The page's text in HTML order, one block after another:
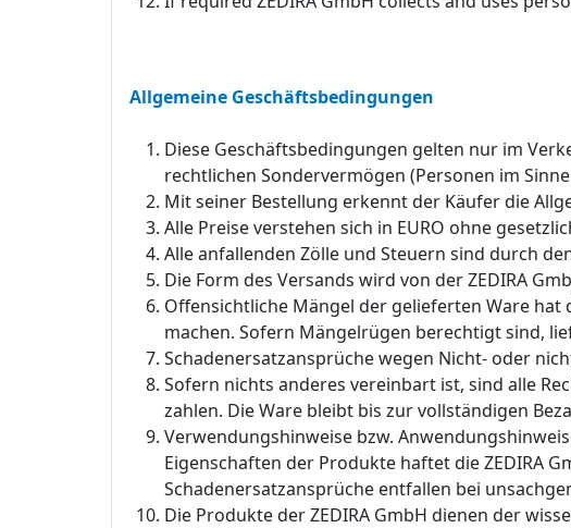
Allgemeine Geschäftsbedingungen
Diese Geschäftsbedingungen gelten nur im
rechtlichen Sondervermögen (Personen im Sinne
Mit seiner Bestellung erkennt der Käufer die
Alle Preise verstehen sich in EURO ohne
Alle anfallenden Zölle und Steuern sind durch
Die Form des Versands wird von der ZEDIRA
Offensichtliche Mängel der gelieferten Ware hat
machen. Sofern Mängelrügen berechtigt sind,
Schadenersatzansprüche wegen Nicht- oder
Sofern nichts anderes vereinbart ist, sind alle
zahlen. Die Ware bleibt bis zur vollständigen
Verwendungshinweise bzw.
Eigenschaften der Produkte haftet die ZEDIRA
Schadenersatzansprüche entfallen bei
Die Produkte der ZEDIRA GmbH dienen der